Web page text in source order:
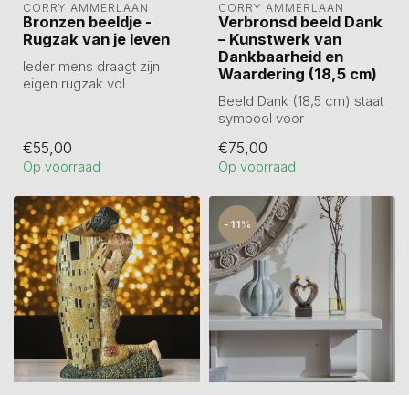
CORRY AMMERLAAN
Bronzen beeldje -
Rugzak van je leven
Ieder mens draagt zijn
eigen rugzak vol
€55,00
Op voorraad
CORRY AMMERLAAN
Verbronsd beeld Dank
– Kunstwerk van
Dankbaarheid en
Waardering (18,5 cm)
Beeld Dank (18,5 cm) staat
symbool voor
betrokkenheid en een
warme...
€75,00
Op voorraad
-11%